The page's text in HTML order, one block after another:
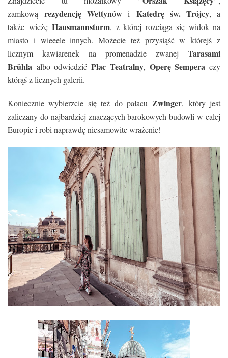
zamkowąrezydencję Wettynówi Katedrę św. Trójcy, a
także wieżę Hausmannsturm, z której rozciąga się widok na
miasto i wieeele innych. Możecie też przysiąść w którejś z
licznym kawiarenek napromenadzie zwanejTarasami
Brühla albo odwiedzićPlac Teatralny, Operę Sempera czy
którąś z licznych galerii.
Koniecznie wybierzcie się też do pałacu Zwinger, który jest
zaliczany do najbardziej znaczących barokowych budowli w całej
Europie i robi naprawdę niesamowite wrażenie!